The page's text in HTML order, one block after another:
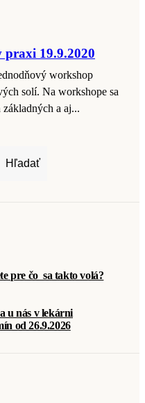
19.9.2020
workshop
solí. Na workshope sa
a aj...
Hľadať
pre čo sa takto volá?
u nás v lekárni
od 26.9.2026